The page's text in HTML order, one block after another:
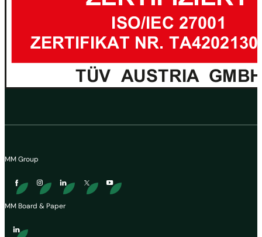
MM Group
MM Board & Paper